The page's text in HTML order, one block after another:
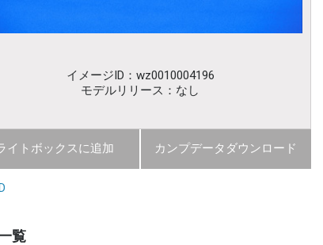
イメージID：wz0010004196
モデルリリース：なし
イトボックスに追加 カンプデータダウンロード
覧